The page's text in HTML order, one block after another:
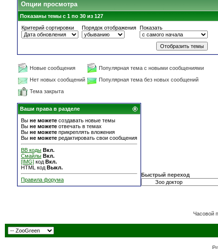
Опции просмотра
Показаны темы с 1 по 30 из 127
Критерий сортировки
Порядок отображения Показать
Новые сообщения
Популярная тема с новыми сообщениями
Нет новых сообщений
Популярная тема без новых сообщений
Тема закрыта
Ваши права в разделе
Вы не можете создавать новые темы
Вы не можете отвечать в темах
Вы не можете прикреплять вложения
Вы не можете редактировать свои сообщения
BB коды Вкл.
Смайлы Вкл.
[IMG] код Вкл.
HTML код Выкл.
Правила форума
Быстрый переход
Часовой